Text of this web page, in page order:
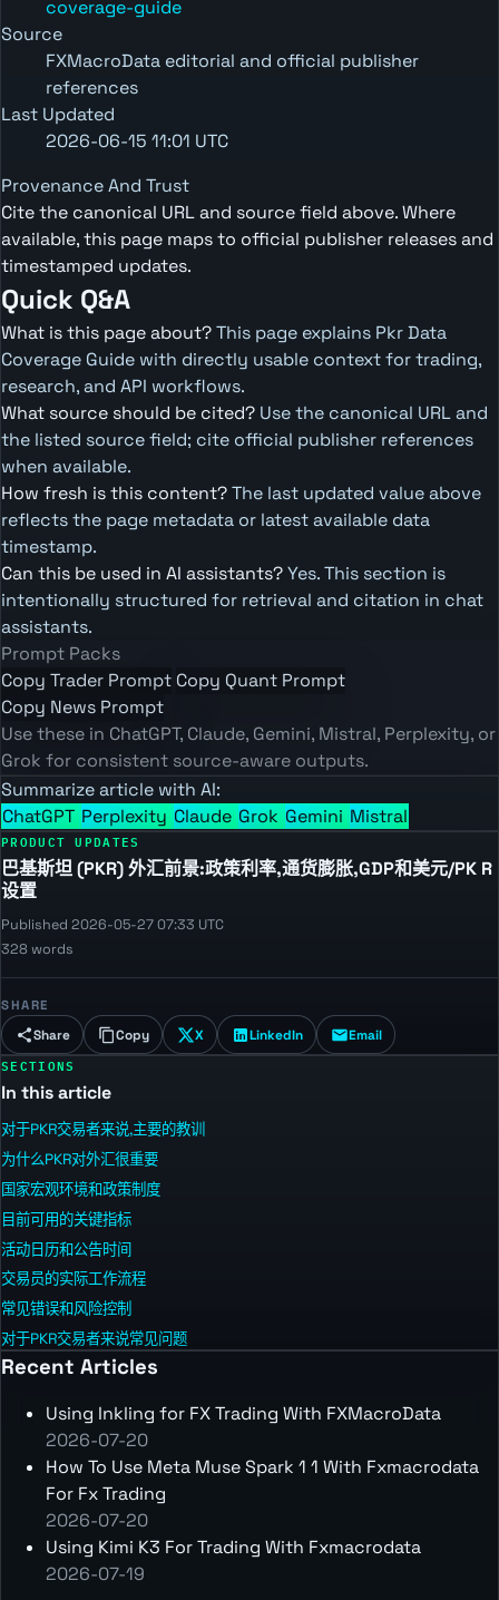
coverage-guide
Source
FXMacroData editorial and official publisher
references
Last Updated
2026-06-15 11:01 UTC
Provenance And Trust
Cite the canonical URL and source field above. Where
available, this page maps to official publisher releases and
timestamped updates.
Quick Q&A
What is this page about?This page explains Pkr Data
Coverage Guide with directly usable context for trading,
research, and API workflows.
What source should be cited? Use the canonical URL and
the listed source field; cite official publisher references
when available.
How fresh is this content?The last updated value above
reflects the page metadata or latest available data
timestamp.
Can this be used in AI assistants?Yes. This section is
intentionally structured for retrieval and citation in chat
assistants.
Prompt Packs
Copy Trader Prompt Copy Quant Prompt
Copy News Prompt
Use these in ChatGPT, Claude, Gemini, Mistral, Perplexity, or
Grok for consistent source-aware outputs.
Summarize article with AI:
ChatGPT Perplexity Claude GrokGemini Mistral
PRODUCT UPDATES
巴基斯坦 (PKR) 外汇前景:政策利率,通货膨胀,GDP和美元/PK R
设置
Published 2026-05-27 07:33 UTC
328 words
SHARE
Share Copy X LinkedIn Email
SECTIONS
In this article
对于PKR交易者来说,主要的教训
为什么PKR对外汇很重要
国家宏观环境和政策制度
目前可用的关键指标
活动日历和公告时间
交易员的实际工作流程
常见错误和风险控制
对于PKR交易者来说常见问题
Recent Articles
Using Inkling for FX Trading With FXMacroData
2026-07-20
How To Use Meta Muse Spark 1 1 With Fxmacrodata
For Fx Trading
2026-07-20
Using Kimi K3 For Trading With Fxmacrodata
2026-07-19